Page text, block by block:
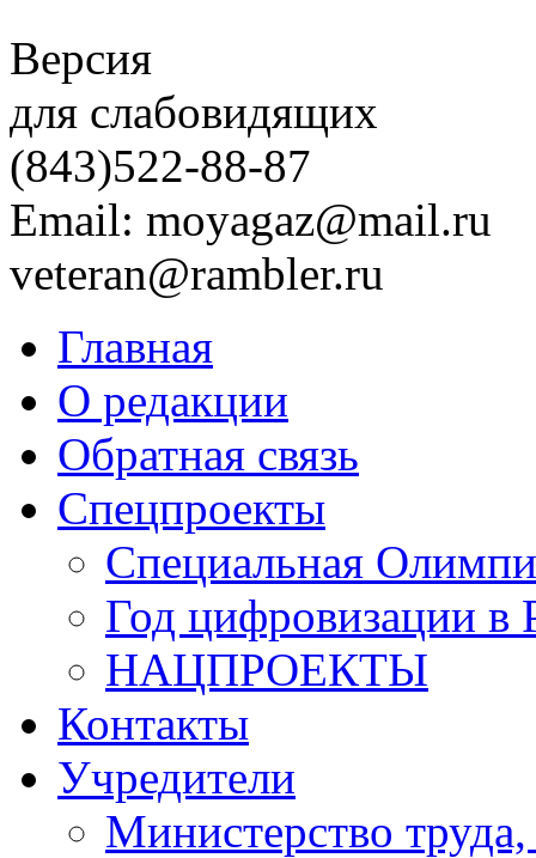
Версия
для слабовидящих
(843)522-88-87
Email: moyagaz@mail.ru
veteran@rambler.ru
Главная
О редакции
Обратная связь
Спецпроекты
Специальная
Год цифровизации в
НАЦПРОЕКТЫ
Контакты
Учредители
Министерство